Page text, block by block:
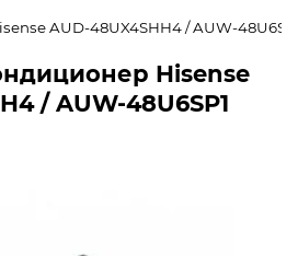
AUD-48UX4SHH4 / AUW-
Hisense
/ AUW-48U6SP1